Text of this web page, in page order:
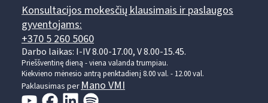
Konsultacijos mokesčių klausimais ir paslaugos
gyventojams:
+370 5 260 5060
Darbo laikas: I-IV 8.00-17.00, V 8.00-15.45.
Prieššventinę dieną - viena valanda trumpiau.
Kiekvieno mėnesio antrą penktadienį 8.00 val. - 12.00 val.
Paklausimas per Mano VMI